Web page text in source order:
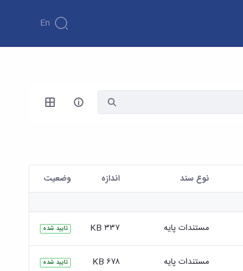
En
نوع سند اندازه وضعیت
مستندات پایه ۳۳۷ KB تایید شده
مستندات پایه ۶۷۸ KB تایید شده